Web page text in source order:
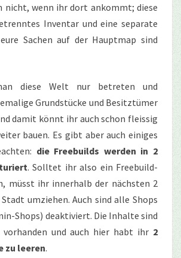
nicht, wenn ihr dort ankommt; diese
Inventar und eine separate
Sachen auf der Hauptmap sind
diese Welt nur betreten und
Grundstücke und Besitztümer
damit könnt ihr auch schon fleissig
bauen. Es gibt aber auch einiges
die Freebuilds werden in 2
. Solltet ihr also ein Freebuild-
müsst ihr innerhalb der nächsten 2
umziehen. Auch sind alle Shops
Shops) deaktiviert. Die Inhalte sind
und auch hier habt ihr 2
zu leeren.